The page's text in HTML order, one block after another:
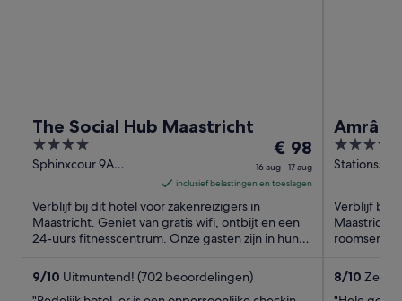
The Social Hub Maastricht
4
out
5
Sphinxcour 9A
De
prijs
is
per
nacht
aug
€ 98
16 aug - 17 aug
inclusief belastingen en toeslagen
Verblijf bij dit hotel voor zakenreizigers in
Maastricht. Geniet van gratis wifi, ontbijt en een
24-uurs fitnesscentrum. Onze gasten zijn in hun
9/10 Uitmuntend! (702 beoordelingen)
Amrâth
3.5
out
5
Verblijf bij
Maastricht.
8/10 Zeer